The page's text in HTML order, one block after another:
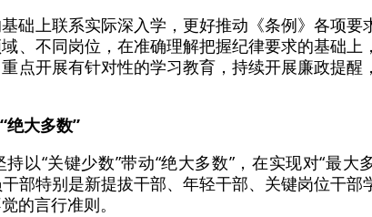
础上联系实际深入学，更好推动《条例》各项
、不同岗位，在准确理解把握纪律要求的基础
点开展有针对性的学习教育，持续开展廉政提
绝大多数”
以“关键少数”带动“绝大多数”，在实现对“最大
干部特别是新提拔干部、年轻干部、关键岗位干
的言行准则。